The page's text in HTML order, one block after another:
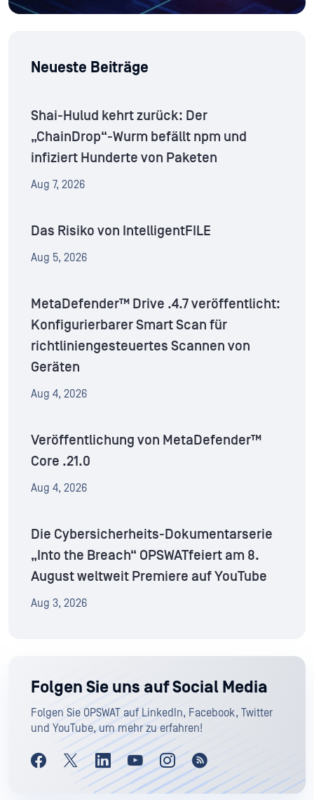
Neueste Beiträge
Shai-Hulud kehrt zurück: Der
„ChainDrop“-Wurm befällt npm und
infiziert Hunderte von Paketen
Aug 7, 2026
Das Risiko von IntelligentFILE
Aug 5, 2026
MetaDefender™ Drive .4.7 veröffentlicht:
Konfigurierbarer Smart Scan für
richtliniengesteuertes Scannen von
Geräten
Aug 4, 2026
Veröffentlichung von MetaDefender™
Core .21.0
Aug 4, 2026
Die Cybersicherheits-Dokumentarserie
„Into the Breach“ OPSWATfeiert am 8.
August weltweit Premiere auf YouTube
Aug 3, 2026
Folgen Sie uns auf Social Media
Folgen Sie OPSWAT auf LinkedIn, Facebook, Twitter
und YouTube, um mehr zu erfahren!